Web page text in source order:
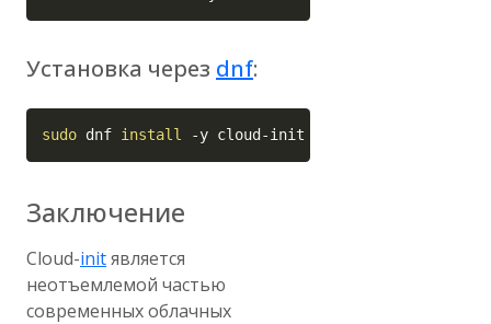
Установка через dnf:
sudo dnf install -y cloud-init
Copy
Заключение
Cloud-initявляется
неотъемлемой частью
современных облачных